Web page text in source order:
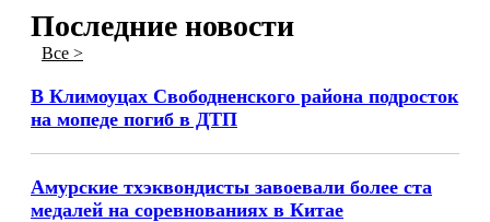
Последние новости
Все >
В Климоуцах Свободненского района подросток
на мопеде погиб в ДТП
Амурские тхэквондисты завоевали более ста
медалей на соревнованиях в Китае